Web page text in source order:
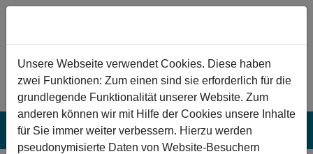
Zum Hauptinhalt springen
Unsere Webseite verwendet Cookies. Diese haben
zwei Funktionen: Zum einen sind sie erforderlich für die
grundlegende Funktionalität unserer Website. Zum
anderen können wir mit Hilfe der Cookies unsere Inhalte
für Sie immer weiter verbessern. Hierzu werden
pseudonymisierte Daten von Website-Besuchern